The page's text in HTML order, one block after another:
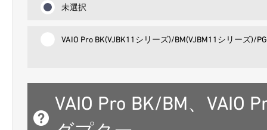
未選択
VAIO Pro BK(VJBK11シリーズ)/BM(VJBM11シリーズ)/
VAIO Pro BK/BM、VAIO